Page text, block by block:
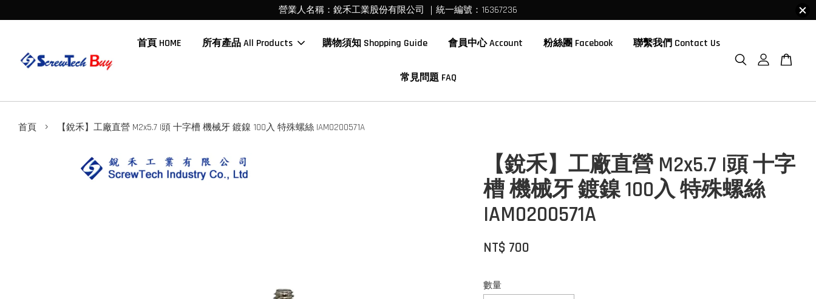
營業人名稱：銳禾工業股份有限公司 ｜統一編號：16367236
首頁 HOME 所有產品 All Products 購物須知 Shopping Guide 會員中心 Account 粉絲團 Facebook 聯繫我們 Contact Us
常見問題 FAQ
首頁 › 【銳禾】工廠直營 M2x5.7 I頭 十字槽 機械牙 鍍鎳 100入 特殊螺絲 IAM0200571A
【銳禾】工廠直營 M2x5.7 I頭 十字
槽 機械牙 鍍鎳 100入 特殊螺絲
IAM0200571A
NT$ 700
數量